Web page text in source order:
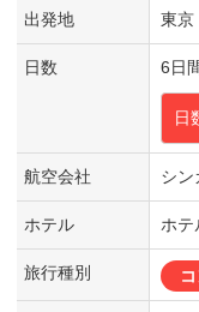
出発地 東京
日数 6日
日
航空会社 シン
ホテル ホテ
旅行種別